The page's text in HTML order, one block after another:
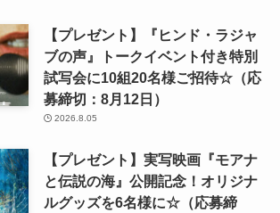
【プレゼント】『ヒンド・ラジャ
ブの声』トークイベント付き特別
試写会に10組20名様ご招待☆（応
募締切：8月12日）
2026.8.05
【プレゼント】実写映画『モアナ
と伝説の海』公開記念！オリジナ
ルグッズを6名様に☆（応募締